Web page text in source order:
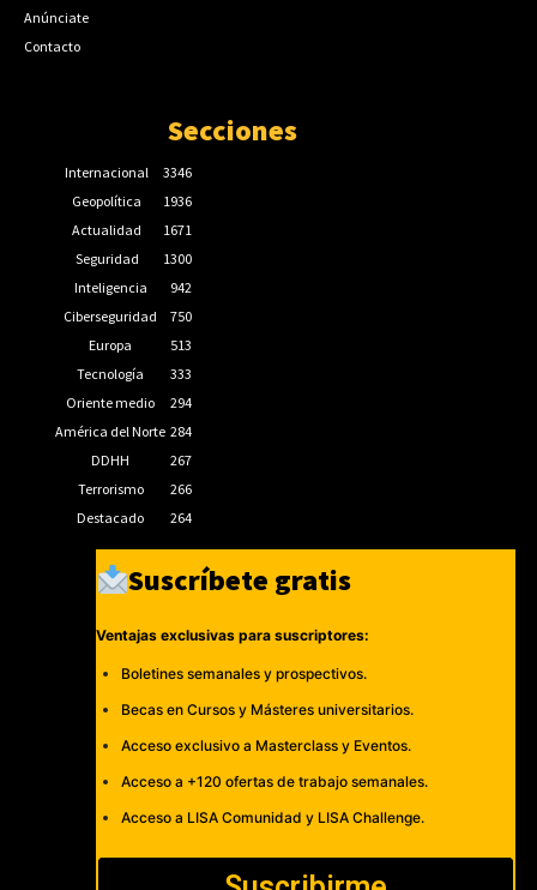
Anúnciate
Contacto
Secciones
Internacional
3346
Geopolítica
1936
Actualidad
1671
Seguridad
1300
Inteligencia
942
Ciberseguridad
750
Europa
513
Tecnología
333
Oriente medio
294
América del Norte 284
DDHH
267
Terrorismo
266
Destacado
264
Suscríbete gratis
Ventajas exclusivas para suscriptores:
Boletines semanales y prospectivos.
Becas en Cursos y Másteres universitarios.
Acceso exclusivo a Masterclass y Eventos.
Acceso a +120 ofertas de trabajo semanales.
Acceso a LISA Comunidad y LISA Challenge.